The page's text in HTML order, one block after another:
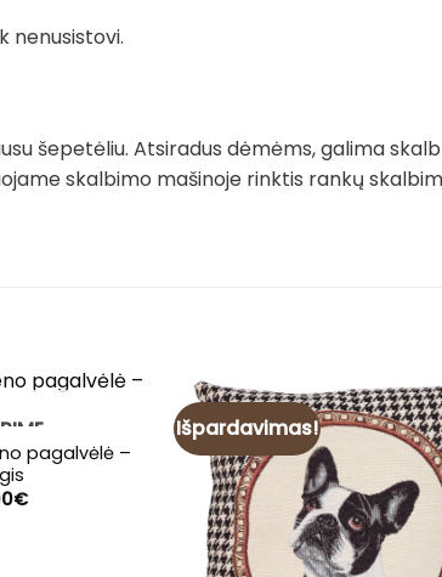
nenusistovi.
šepetėliu. Atsiradus dėmėms, galima
skalbimo mašinoje rinktis rankų
pagalvėlė –
€
Išpardavimas!